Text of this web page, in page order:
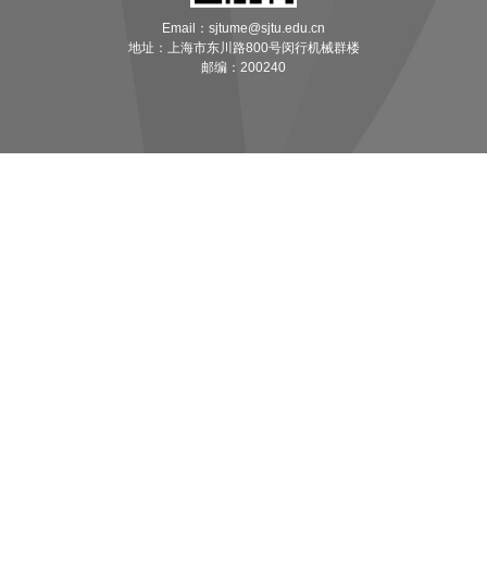
Email：sjtume@sjtu.edu.cn
地址：上海市东川路800号闵行机械群楼
邮编：200240